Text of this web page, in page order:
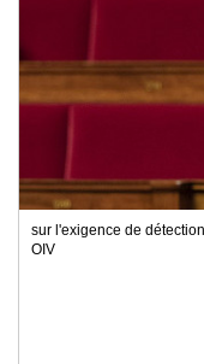
sur l'exigence de
OIV